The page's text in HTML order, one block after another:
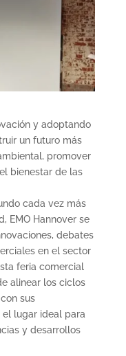
y adoptando
un futuro más
promover
bienestar de las
cada vez más
EMO Hannover se
debates
en el sector
feria comercial
alinear los ciclos
sus
el lugar ideal para
y desarrollos